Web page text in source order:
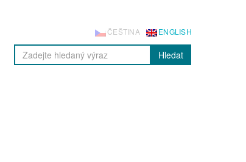
ENGLISH
ČEŠTINA
Hledat